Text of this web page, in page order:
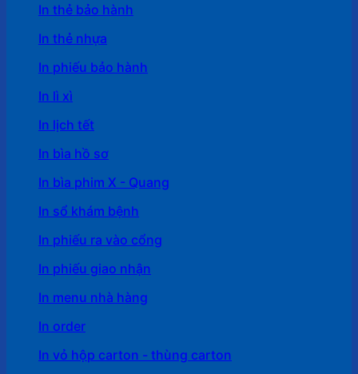
In thẻ bảo hành
In thẻ nhựa
In phiếu bảo hành
In lì xì
In lịch tết
In bìa hồ sơ
In bìa phim X - Quang
In sổ khám bệnh
In phiếu ra vào cổng
In phiếu giao nhận
In menu nhà hàng
In order
In vỏ hộp carton - thùng carton